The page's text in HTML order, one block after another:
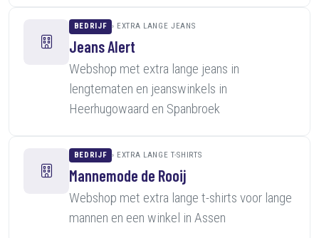
BEDRIJF EXTRA LANGE JEANS
Jeans Alert
Webshop met extra lange jeans in
lengtematen en jeanswinkels in
Heerhugowaard en Spanbroek
BEDRIJF EXTRA LANGE T-SHIRTS
Mannemode de Rooij
Webshop met extra lange t-shirts voor lange
mannen en een winkel in Assen